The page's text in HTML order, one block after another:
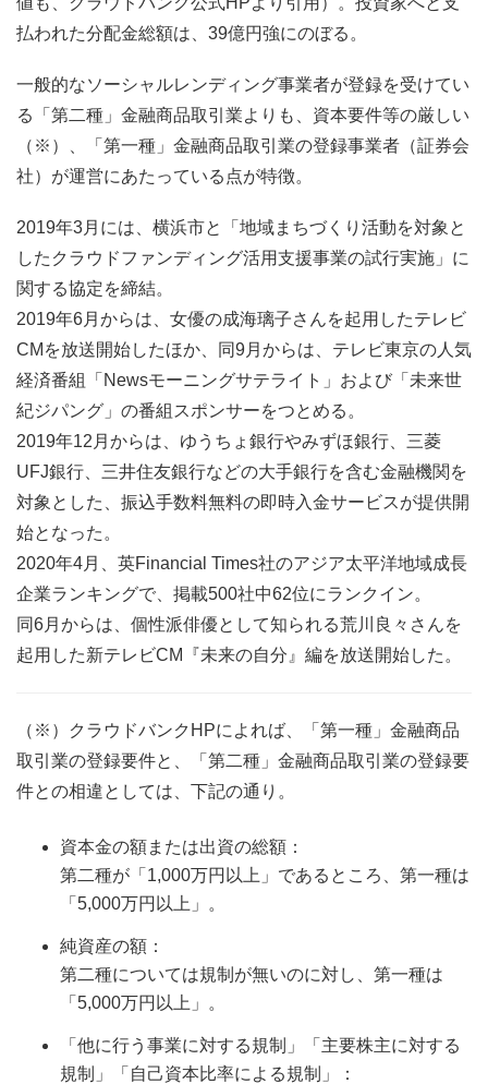
払われた分配金総額は、39億円強にのぼる。
一般的なソーシャルレンディング事業者が登録を受けてい
る「第二種」金融商品取引業よりも、資本要件等の厳しい
（※）、「第一種」金融商品取引業の登録事業者（証券会
社）が運営にあたっている点が特徴。
2019年3月には、横浜市と「地域まちづくり活動を対象と
したクラウドファンディング活用支援事業の試行実施」に
関する協定を締結。
2019年6月からは、女優の成海璃子さんを起用したテレビ
CMを放送開始したほか、同9月からは、テレビ東京の人気
経済番組「Newsモーニングサテライト」および「未来世
紀ジパング」の番組スポンサーをつとめる。
2019年12月からは、ゆうちょ銀行やみずほ銀行、三菱
UFJ銀行、三井住友銀行などの大手銀行を含む金融機関を
対象とした、振込手数料無料の即時入金サービスが提供開
始となった。
2020年4月、英Financial Times社のアジア太平洋地域成長
企業ランキングで、掲載500社中62位にランクイン。
同6月からは、個性派俳優として知られる荒川良々さんを
起用した新テレビCM『未来の自分』編を放送開始した。
（※）クラウドバンクHPによれば、「第一種」金融商品
取引業の登録要件と、「第二種」金融商品取引業の登録要
件との相違としては、下記の通り。
資本金の額または出資の総額：
第二種が「1,000万円以上」であるところ、第一種は
「5,000万円以上」。
純資産の額：
第二種については規制が無いのに対し、第一種は
「5,000万円以上」。
「他に行う事業に対する規制」「主要株主に対する
規制」「自己資本比率による規制」：